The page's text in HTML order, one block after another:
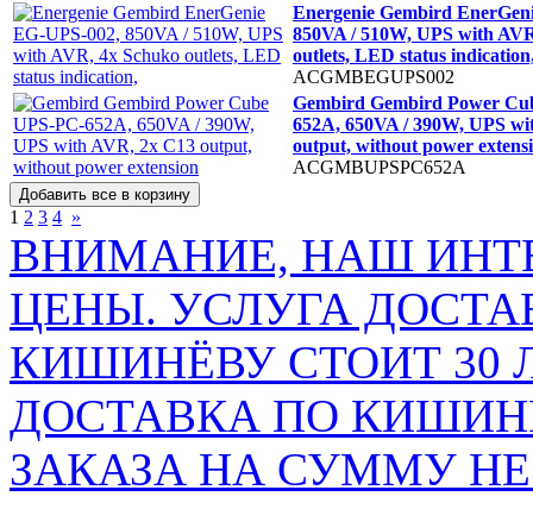
Energenie Gembird
850VA / 510W, UPS with
outlets, LED status
ACGMBEGUPS002
Gembird Gembird Power
652A, 650VA / 390W, UPS
output, without power
ACGMBUPSPC652A
1 2 3 4 »
ВНИМАНИЕ, НАШ
ЦЕНЫ. УСЛУГА
КИШИНЁВУ СТОИТ 30
ДОСТАВКА ПО
ЗАКАЗА НА СУММУ НЕ